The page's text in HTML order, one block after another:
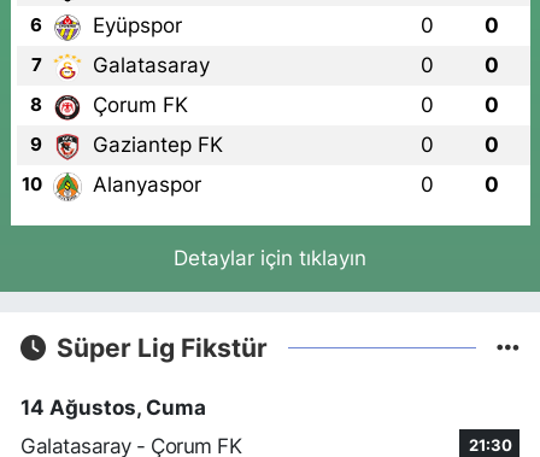
6 Eyüpspor 0 0
7 Galatasaray 0 0
8 Çorum FK 0 0
9 Gaziantep FK 0 0
10 Alanyaspor 0 0
Detaylar için tıklayın
Süper Lig Fikstür
14 Ağustos, Cuma
Galatasaray - Çorum FK
21:30